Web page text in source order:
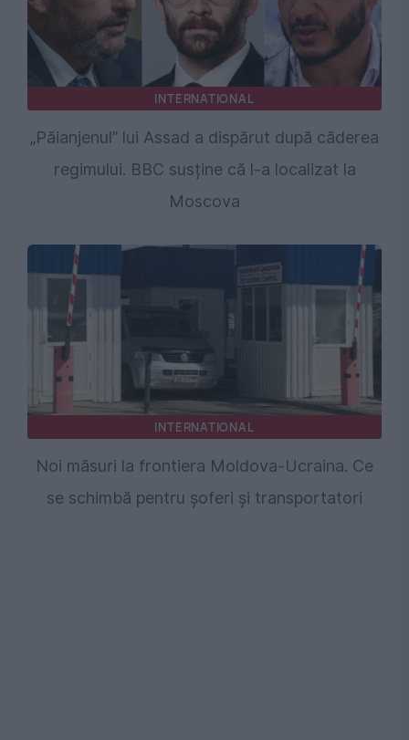
INTERNATIONAL
„Păianjenul” lui Assad a dispărut după căderea
regimului. BBC susține că l-a localizat la
Moscova
INTERNATIONAL
Noi măsuri la frontiera Moldova-Ucraina. Ce
se schimbă pentru șoferi și transportatori